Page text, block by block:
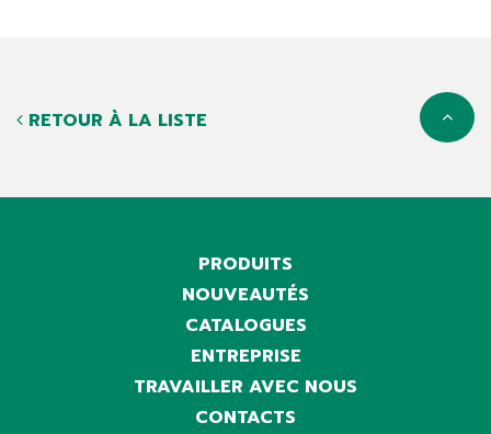
RETOUR À LA LISTE
PRODUITS
NOUVEAUTÉS
CATALOGUES
ENTREPRISE
TRAVAILLER AVEC NOUS
CONTACTS